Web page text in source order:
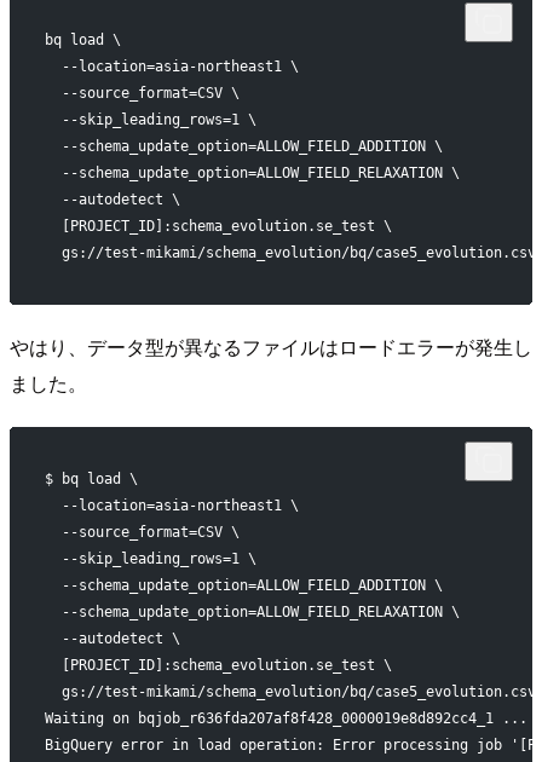
bq load \
  --location=asia-northeast1 \
  --source_format=CSV \
  --skip_leading_rows=1 \
  --schema_update_option=ALLOW_FIELD_ADDITION \
  --schema_update_option=ALLOW_FIELD_RELAXATION \
  --autodetect \
  [PROJECT_ID]:schema_evolution.se_test \
  gs://test-mikami/schema_evolution/bq/case5_evolution.csv
やはり、データ型が異なるファイルはロードエラーが発生し
ました。
$ bq load \
  --location=asia-northeast1 \
  --source_format=CSV \
  --skip_leading_rows=1 \
  --schema_update_option=ALLOW_FIELD_ADDITION \
  --schema_update_option=ALLOW_FIELD_RELAXATION \
  --autodetect \
  [PROJECT_ID]:schema_evolution.se_test \
  gs://test-mikami/schema_evolution/bq/case5_evolution.csv
Waiting on
BigQuery error in load operation: Error processing job